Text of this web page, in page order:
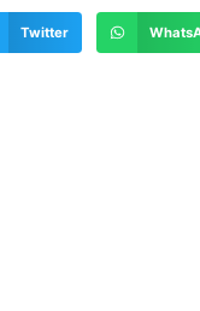
Twitter